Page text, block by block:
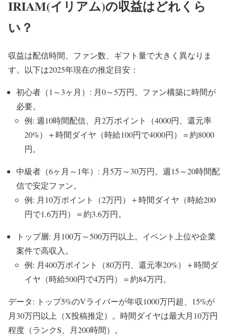
IRIAM(イリアム)の収益はどれくら
い？
収益は配信時間、ファン数、ギフト量で大きく異なりま
す。以下は2025年現在の推定目安：
初心者（1～3ヶ月）: 月0～5万円。ファン構築に時間が
必要。
例: 週10時間配信、月2万ポイント（4000円、還元率
20%）＋時間ダイヤ（時給100円で4000円）＝約8000
円。
中級者（6ヶ月～1年）: 月5万～30万円。週15～20時間配
信で安定ファン。
例: 月10万ポイント（2万円）＋時間ダイヤ（時給200
円で1.6万円）＝約3.6万円。
トップ層: 月100万～500万円以上。イベント上位や企業
案件で高収入。
例: 月400万ポイント（80万円、還元率20%）＋時間ダ
イヤ（時給500円で4万円）＝約84万円。
データ: トップ5%のVライバーが年収1000万円超、15%が
月30万円以上（X投稿推定）。時間ダイヤは最大月10万円
程度（ランクS、月200時間）。